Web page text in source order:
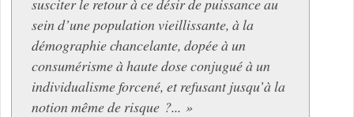
susciter le retour à ce désir de puissance au
sein d’une population vieillissante, à la
démographie chancelante, dopée à un
consumérisme à haute dose conjugué à un
individualisme forcené, et refusant jusqu’à la
notion même de risque ?... »